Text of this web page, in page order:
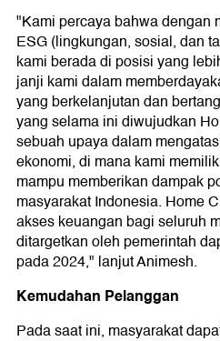
"Kami percaya bahwa dengan
ESG (lingkungan, sosial, dan
kami berada di posisi yang
janji kami dalam
yang berkelanjutan dan
yang selama ini diwujudkan
sebuah upaya dalam
ekonomi, di mana kami
mampu memberikan dampak
masyarakat Indonesia. Home
akses keuangan bagi seluruh
ditargetkan oleh pemerintah
pada 2024," lanjut Animesh.
Kemudahan Pelanggan
Pada saat ini, masyarakat